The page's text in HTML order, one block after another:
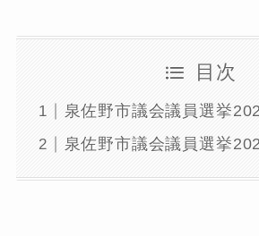
目次
泉佐野市議会議員選挙
泉佐野市議会議員選挙